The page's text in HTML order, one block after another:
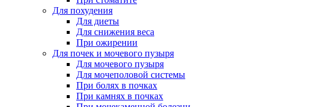
Для похудения
Для диеты
Для снижения веса
При ожирении
Для почек и мочевого пузыря
Для мочевого пузыря
Для мочеполовой системы
При болях в почках
При камнях в почках